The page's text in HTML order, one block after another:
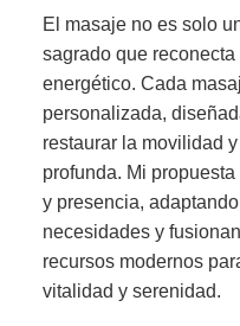
El masaje no es solo
sagrado que
energético. Cada
personalizada,
restaurar la movilidad
profunda. Mi
y presencia,
necesidades y
recursos modernos
vitalidad y serenidad.